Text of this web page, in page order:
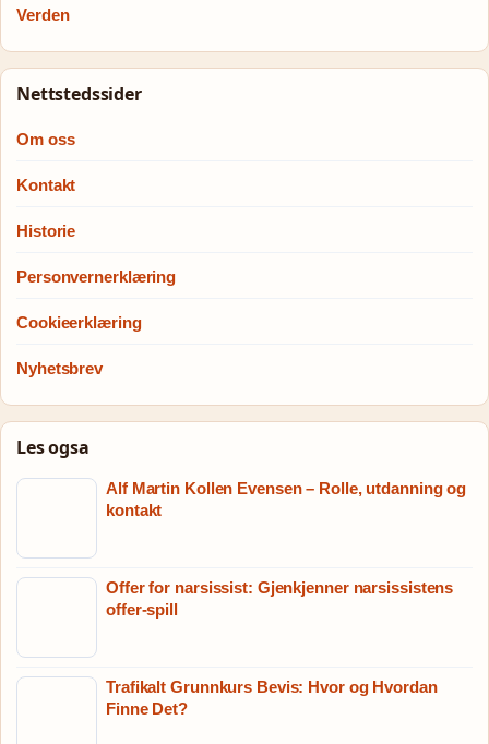
Verden
Nettstedssider
Om oss
Kontakt
Historie
Personvernerklæring
Cookieerklæring
Nyhetsbrev
Les ogsa
Alf Martin Kollen Evensen – Rolle, utdanning og
kontakt
Offer for narsissist: Gjenkjenner narsissistens
offer-spill
Trafikalt Grunnkurs Bevis: Hvor og Hvordan
Finne Det?